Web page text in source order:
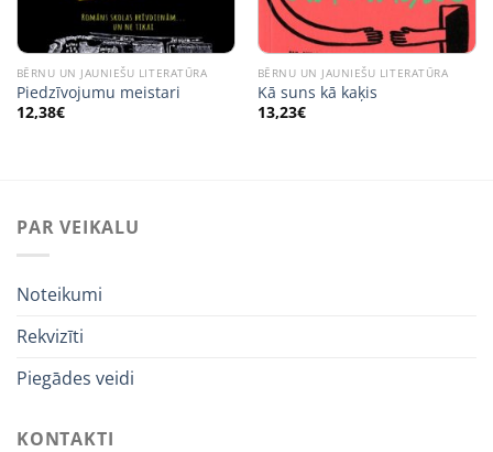
BĒRNU UN JAUNIEŠU LITERATŪRA
Piedzīvojumu meistari
12,38€
BĒRNU UN JAUNIEŠU LITERATŪRA
Kā suns kā kaķis
13,23€
PAR VEIKALU
Noteikumi
Rekvizīti
Piegādes veidi
KONTAKTI